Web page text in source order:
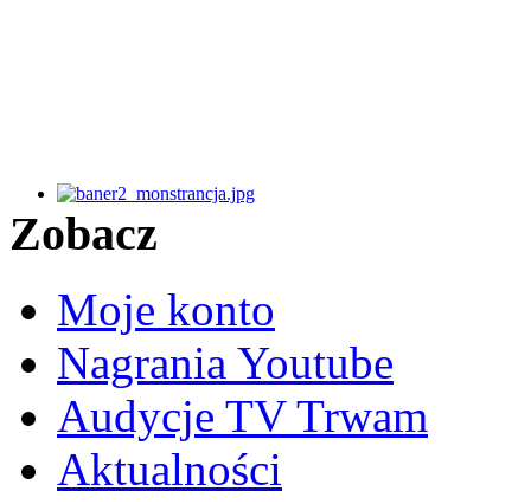
Zobacz
Moje konto
Nagrania Youtube
Audycje TV Trwam
Aktualności